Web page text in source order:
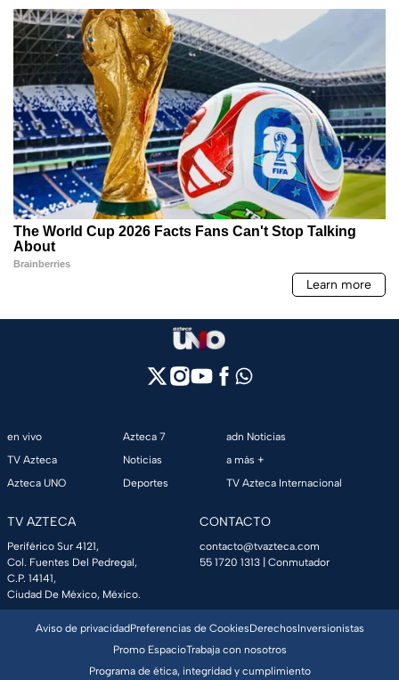
en vivo
TV Azteca
Azteca UNO
Azteca 7
Noticias
Deportes
adn Noticias
a más +
TV Azteca Internacional
TV AZTECA
Periférico Sur 4121,
Col. Fuentes Del Pedregal,
C.P. 14141,
Ciudad De México, México.
CONTACTO
contacto@tvazteca.com
55 1720 1313 | Conmutador
Aviso de privacidadPreferencias de CookiesDerechosInversionistas
Promo EspacioTrabaja con nosotros
Programa de ética, integridad y cumplimiento